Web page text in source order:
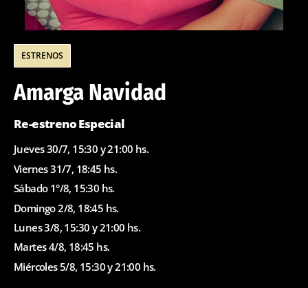
ESTRENOS
Amarga Navidad
Re-estreno Especial
Jueves 30/7, 15:30 y 21:00 hs.
Viernes 31/7, 18:45 hs.
Sábado 1°/8, 15:30 hs.
Domingo 2/8, 18:45 hs.
Lunes 3/8, 15:30 y 21:00 hs.
Martes 4/8, 18:45 hs.
Miércoles 5/8, 15:30 y 21:00 hs.